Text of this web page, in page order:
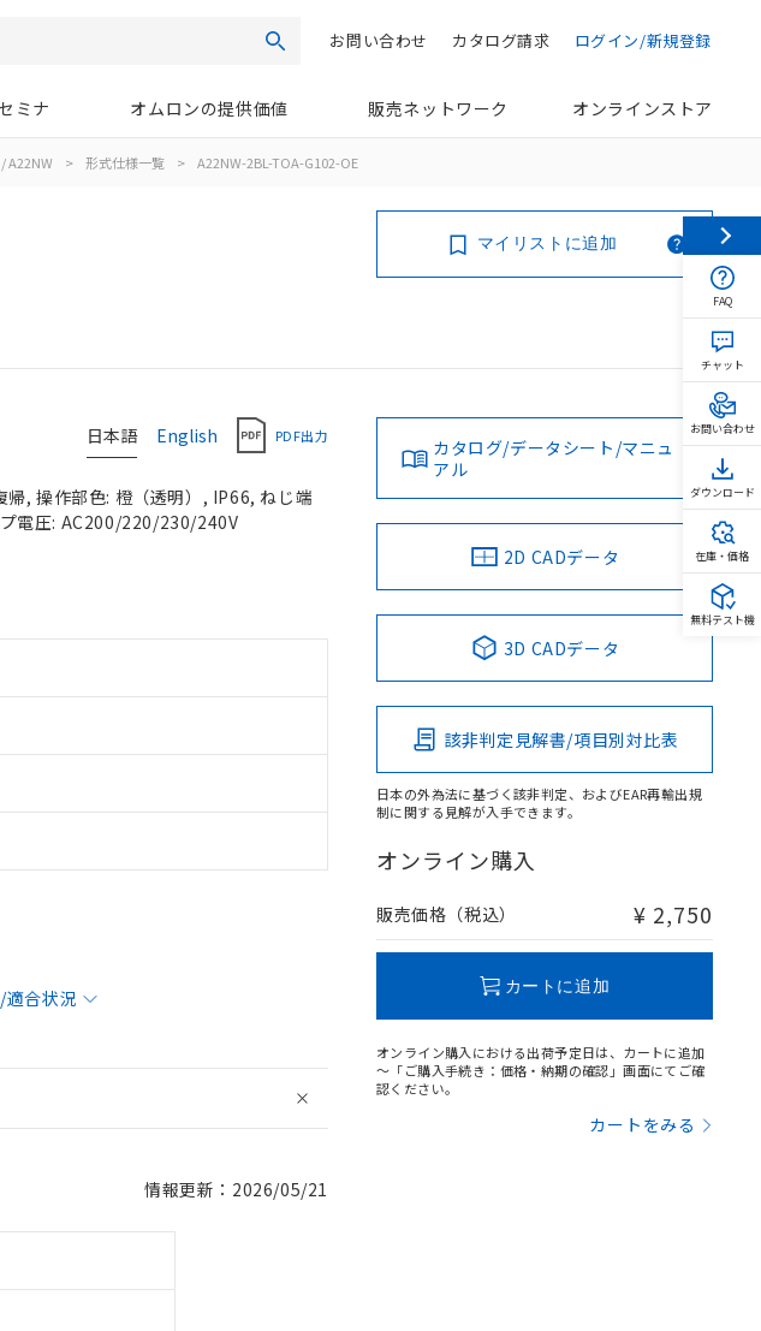
検索 ログイン/新規登録
カタログ請求
お問い合わせ
ミナ オムロンの提供価値 販売ネットワーク オンラインストア
A22NW > 形式仕様一覧 > A22NW-2BL-TOA-G102-OE
マイリストに追加
日本語 English PDF出力
, 操作部色: 橙（透明）, IP66, ねじ端
電圧: AC200/220/230/240V
適合状況
情報更新：2026/05/21
カタログ/データシート/マニュ
アル
2D CADデータ
3D CADデータ
該非判定見解書/項目別対比表
日本の外為法に基づく該非判定、およびEAR再輸出規
制に関する見解が入手できます。
オンライン購入
販売価格（税込） ¥ 2,750
カートに追加
オンライン購入における出荷予定日は、カートに追加
～「ご購入手続き：価格・納期の確認」画面にてご確
認ください。
カートをみる
FAQ
チャット
お問い合わせ
ダウンロード
在庫・価格
無料テスト機